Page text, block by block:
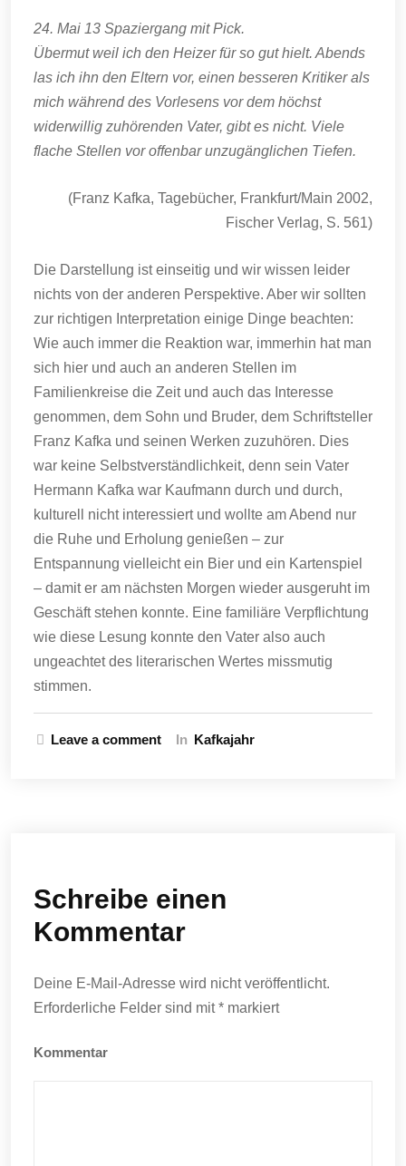
24. Mai 13 Spaziergang mit Pick.
Übermut weil ich den Heizer für so gut hielt. Abends
las ich ihn den Eltern vor, einen besseren Kritiker als
mich während des Vorlesens vor dem höchst
widerwillig zuhörenden Vater, gibt es nicht. Viele
flache Stellen vor offenbar unzugänglichen Tiefen.
(Franz Kafka, Tagebücher, Frankfurt/Main 2002,
Fischer Verlag, S. 561)
Die Darstellung ist einseitig und wir wissen leider
nichts von der anderen Perspektive. Aber wir sollten
zur richtigen Interpretation einige Dinge beachten:
Wie auch immer die Reaktion war, immerhin hat man
sich hier und auch an anderen Stellen im
Familienkreise die Zeit und auch das Interesse
genommen, dem Sohn und Bruder, dem Schriftsteller
Franz Kafka und seinen Werken zuzuhören. Dies
war keine Selbstverständlichkeit, denn sein Vater
Hermann Kafka war Kaufmann durch und durch,
kulturell nicht interessiert und wollte am Abend nur
die Ruhe und Erholung genießen – zur
Entspannung vielleicht ein Bier und ein Kartenspiel
– damit er am nächsten Morgen wieder ausgeruht im
Geschäft stehen konnte. Eine familiäre Verpflichtung
wie diese Lesung konnte den Vater also auch
ungeachtet des literarischen Wertes missmutig
stimmen.
Leave a comment In Kafkajahr
Schreibe einen
Kommentar
Deine E-Mail-Adresse wird nicht veröffentlicht.
Erforderliche Felder sind mit* markiert
Kommentar